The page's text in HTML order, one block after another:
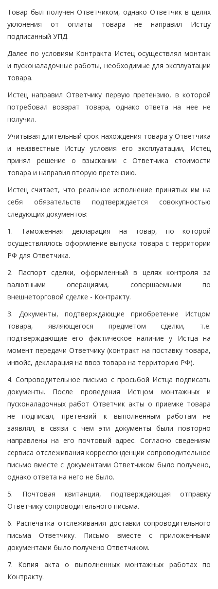
Товар был получен Ответчиком, однако Ответчик в целях
уклонения от оплаты товара не направил Истцу
подписанный УПД.
Далее по условиям Контракта Истец осуществлял монтаж
и пусконаладочные работы, необходимые для эксплуатации
товара.
Истец направил Ответчику первую претензию, в которой
потребовал возврат товара, однако ответа на нее не
получил.
Учитывая длительный срок нахождения товара у Ответчика
и неизвестные Истцу условия его эксплуатации, Истец
принял решение о взыскании с Ответчика стоимости
товара и направил вторую претензию.
Истец считает, что реальное исполнение принятых им на
себя обязательств подтверждается совокупностью
следующих документов:
1. Таможенная декларация на товар, по которой
осуществлялось оформление выпуска товара с территории
РФ для Ответчика.
2. Паспорт сделки, оформленный в целях контроля за
валютными операциями, совершаемыми по
внешнеторговой сделке - Контракту.
3. Документы, подтверждающие приобретение Истцом
товара, являющегося предметом сделки, т.е.
подтверждающие его фактическое наличие у Истца на
момент передачи Ответчику (контракт на поставку товара,
инвойс, декларация на ввоз товара на территорию РФ).
4. Сопроводительное письмо с просьбой Истца подписать
документы. После проведения Истцом монтажных и
пусконаладочных работ Ответчик акты о приемке товара
не подписал, претензий к выполненным работам не
заявлял, в связи с чем эти документы были повторно
направлены на его почтовый адрес. Согласно сведениям
сервиса отслеживания корреспонденции сопроводительное
письмо вместе с документами Ответчиком было получено,
однако ответа на него не было.
5. Почтовая квитанция, подтверждающая отправку
Ответчику сопроводительного письма.
6. Распечатка отслеживания доставки сопроводительного
письма Ответчику. Письмо вместе с приложенными
документами было получено Ответчиком.
7. Копия акта о выполненных монтажных работах по
Контракту.